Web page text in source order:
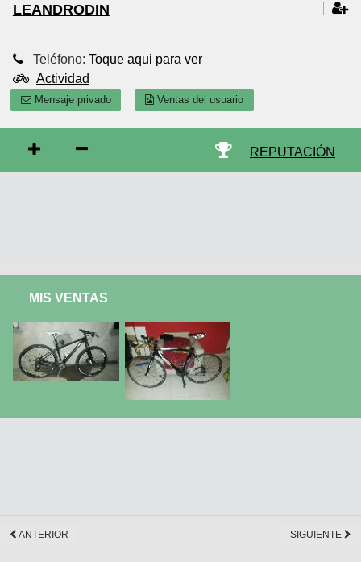
LEANDRODIN
Teléfono: Toque aqui para ver
Actividad
Mensaje privado Ventas del usuario
REPUTACIÓN
MIS VENTAS
ANTERIOR SIGUIENTE